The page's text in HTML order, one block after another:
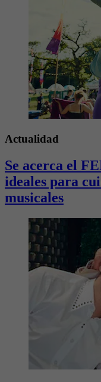
Actualidad
Se acerca el
ideales para
musicales